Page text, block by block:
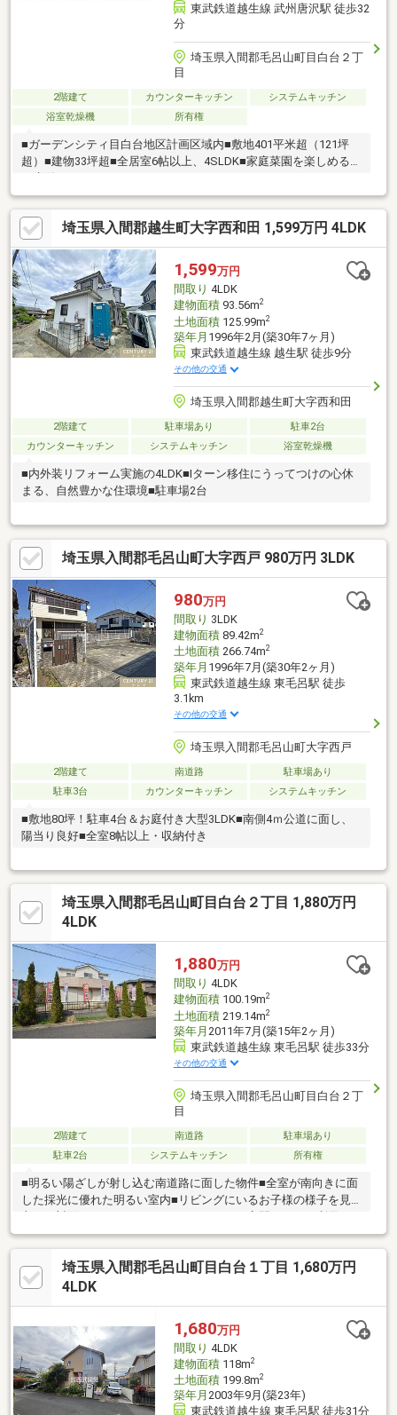
東武鉄道越生線 武州唐沢駅 徒歩32
分
埼玉県入間郡毛呂山町目白台２丁
目
2階建て カウンターキッチン
システムキッチン
浴室乾燥機
所有権
■ガーデンシティ目白台地区計画区域内■敷地401平米超（121坪
超）■建物33坪超■全居室6帖以上、4SLDK■家庭菜園を楽しめる広
い庭付き
埼玉県入間郡越生町大字西和田 1,599万円 4LDK
1,599万円
間取り 4LDK
建物面積93.56m2
土地面積125.99m2
築年月 1996年2月(築30年7ヶ月)
東武鉄道越生線 越生駅 徒歩9分
その他の交通
埼玉県入間郡越生町大字西和田
2階建て 駐車場あり
駐車2台
カウンターキッチン
システムキッチン 浴室乾燥機
■内外装リフォーム実施の4LDK■Iターン移住にうってつけの心休
まる、自然豊かな住環境■駐車場2台
埼玉県入間郡毛呂山町大字西戸 980万円 3LDK
980万円
間取り 3LDK
建物面積89.42m2
土地面積266.74m2
築年月 1996年7月(築30年2ヶ月)
東武鉄道越生線 東毛呂駅 徒歩
3.1km
その他の交通
埼玉県入間郡毛呂山町大字西戸
2階建て 南道路
駐車場あり
駐車3台
カウンターキッチン システムキッチン
■敷地80坪！駐車4台＆お庭付き大型3LDK■南側4ｍ公道に面し、
陽当り良好■全室8帖以上・収納付き
埼玉県入間郡毛呂山町目白台２丁目 1,880万円
4LDK
1,880万円
間取り 4LDK
建物面積100.19m2
土地面積219.14m2
築年月 2011年7月(築15年2ヶ月)
東武鉄道越生線 東毛呂駅 徒歩33分
その他の交通
埼玉県入間郡毛呂山町目白台２丁
目
2階建て 南道路
駐車場あり
駐車2台
システムキッチン 所有権
■明るい陽ざしが射し込む南道路に面した物件■全室が南向きに面
した採光に優れた明るい室内■リビングにいるお子様の様子を見
能な和室あり
埼玉県入間郡毛呂山町目白台１丁目 1,680万円
4LDK
1,680万円
間取り 4LDK
建物面積118m2
土地面積199.8m2
築年月 2003年9月(築23年)
東武鉄道越生線 東毛呂駅 徒歩31分